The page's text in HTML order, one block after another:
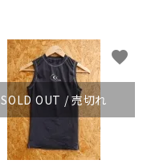
SOLD OUT / 売切れ
favorite